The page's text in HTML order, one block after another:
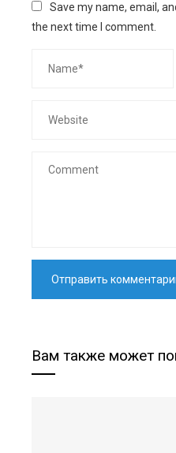
Save my name, email,
the next time I comment.
Вам также может